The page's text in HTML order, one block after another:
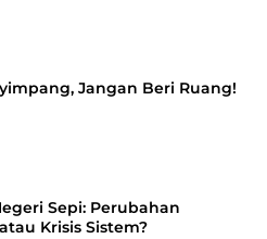
Jangan Beri Ruang!
Sepi: Perubahan
Krisis Sistem?